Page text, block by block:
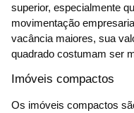
superior, especialmente
movimentação
vacância maiores, sua
quadrado costumam ser
Imóveis compactos
Os imóveis compactos